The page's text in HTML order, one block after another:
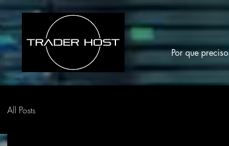
Por que preciso
All Posts